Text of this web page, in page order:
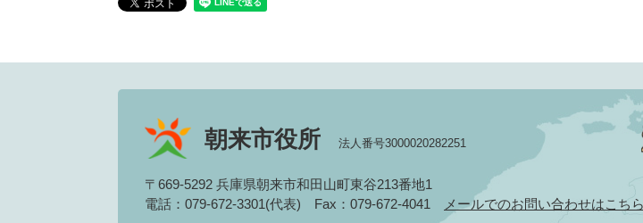
朝来市役所 法人番号3000020282251
〒669-5292 兵庫県朝来市和田山町東谷213番地1
電話：079-672-3301(代表) Fax：079-672-4041 メールでのお問い合わせはこちら